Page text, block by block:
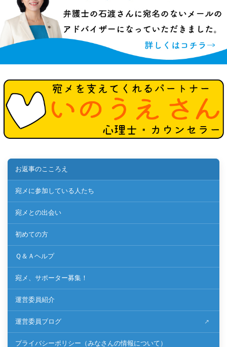
お返事のこころえ
宛メに参加している人たち
宛メとの出会い
初めての方
Ｑ＆Ａヘルプ
宛メ、サポーター募集！
運営委員紹介
運営委員ブログ
プライバシーポリシー（みなさんの情報について）